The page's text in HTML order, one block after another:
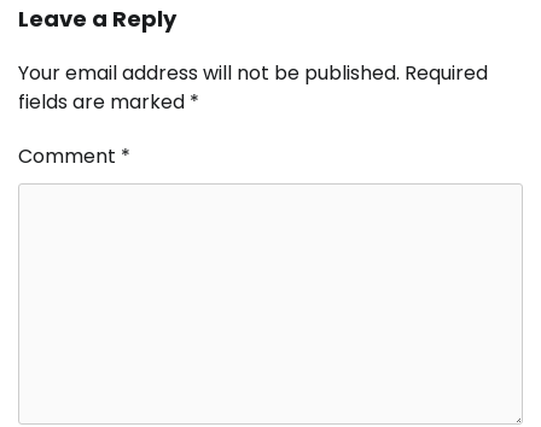
Leave a Reply
Your email address will not be published. Required
fields are marked *
Comment *